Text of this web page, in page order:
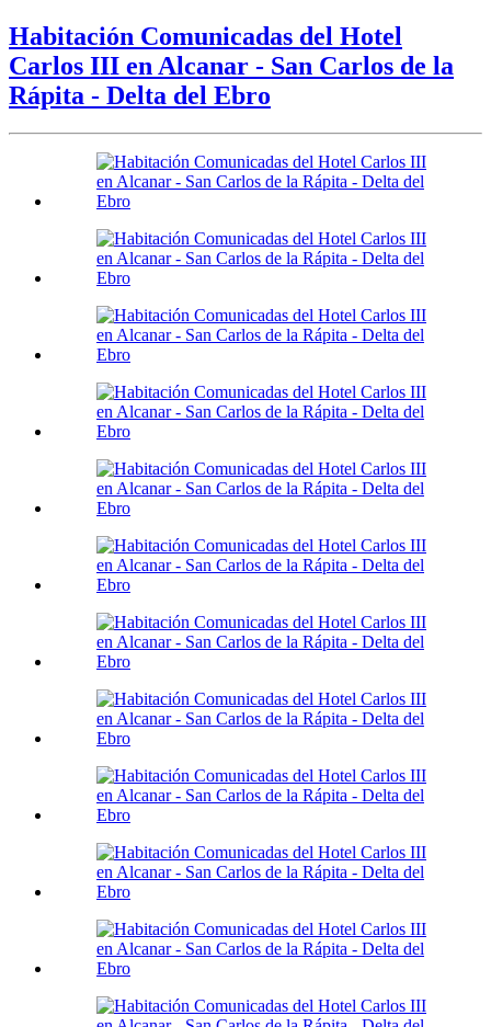
Habitación Comunicadas del Hotel
Carlos III en Alcanar - San Carlos de la
Rápita - Delta del Ebro